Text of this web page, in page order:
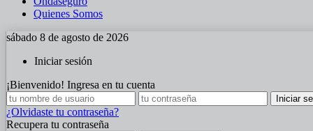
Quienes Somos
sábado 8 de agosto de 2026
Iniciar sesión
¡Bienvenido! Ingresa en tu cuenta
¿Olvidaste tu contraseña?
Recupera tu contraseña